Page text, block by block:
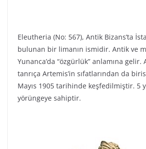
Eleutheria (No: 567), Antik Bizans’ta
bulunan bir limanın ismidir. Antik ve
Yunanca’da “özgürlük” anlamına gelir.
tanrıça Artemis’in sıfatlarından da
Mayıs 1905 tarihinde keşfedilmiştir. 5
yörüngeye sahiptir.